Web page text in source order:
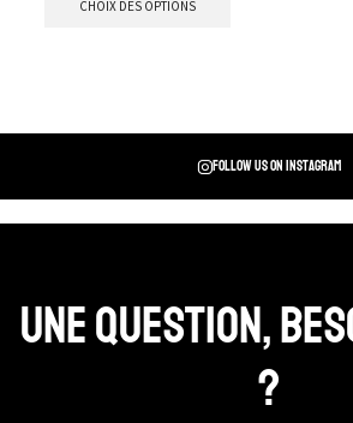
CHOIX DES OPTIONS
Follow us on instagram
Une question,
?